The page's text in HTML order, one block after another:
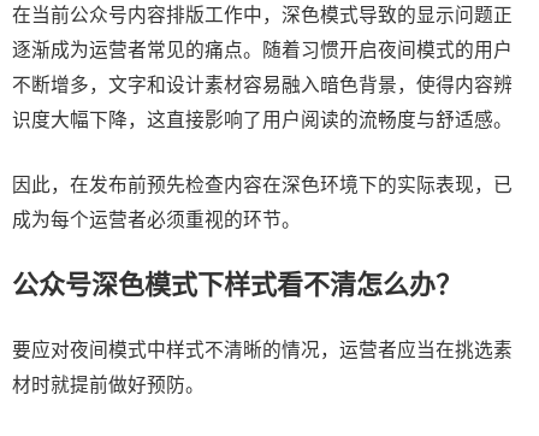
在当前公众号内容排版工作中，深色模式导致的显示问题正
逐渐成为运营者常见的痛点。随着习惯开启夜间模式的用户
不断增多，文字和设计素材容易融入暗色背景，使得内容辨
识度大幅下降，这直接影响了用户阅读的流畅度与舒适感。
因此，在发布前预先检查内容在深色环境下的实际表现，已
成为每个运营者必须重视的环节。
公众号深色模式下样式看不清怎么办？
要应对夜间模式中样式不清晰的情况，运营者应当在挑选素
材时就提前做好预防。